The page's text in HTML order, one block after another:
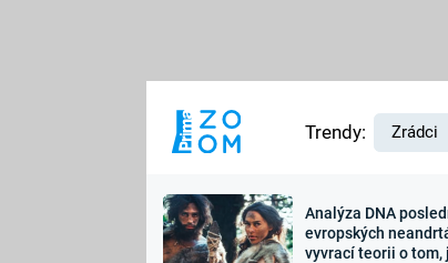
Výročí
Trendy: Zrádci
Analýza DNA
evropských
vyvrací teorii o tom,